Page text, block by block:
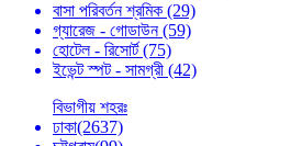
বাসা পরিবর্তন শ্রমিক (29)
গ্যারেজ - গোডাউন(59)
হোটেল - রিসোর্ট(75)
ইভেন্ট স্পট - সামগ্রী (42)
বিভাগীয় শহরঃ
ঢাকা(2637)